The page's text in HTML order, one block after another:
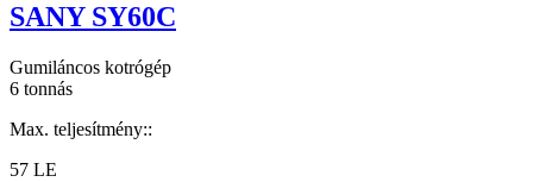
SANY SY60C
Gumiláncos kotrógép
6 tonnás
Max. teljesítmény::
57 LE